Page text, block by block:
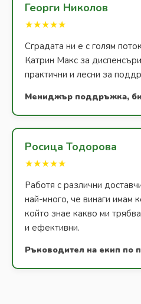
Георги Николов
★★★★★
Сградата ни е с голям
Катрин Макс за
практични и лесни за
Мениджър поддръжка,
Росица Тодорова
★★★★★
Работя с различни
най-много, че винаги имам
който знае какво ми
и ефективни.
Ръководител на екип по